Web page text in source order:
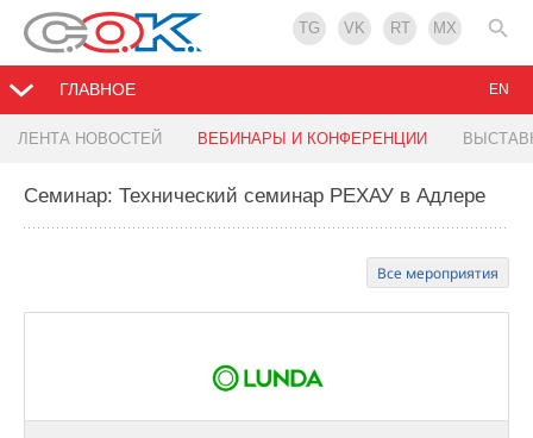
TG VK RT MX
ГЛАВНОЕ
ЛЕНТА НОВОСТЕЙ ВЕБИНАРЫ И КОНФЕРЕНЦИИ
EN
Семинар: Технический семинар РЕХАУ в Адлере
Все мероприятия